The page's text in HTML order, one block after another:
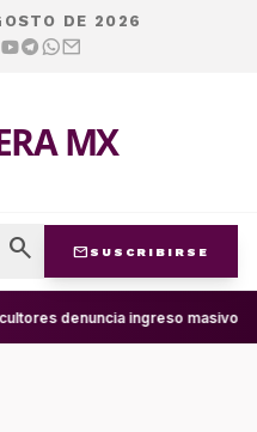
DE 2026
MX
search mail SUSCRIBIRSE
denuncia ingreso masivo